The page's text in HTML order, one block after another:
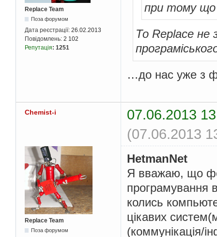
Replace Team
Поза форумом
Дата реєстрації: 26.02.2013
Повідомлень: 2 102
Репутація: 1251
при тому що
То Replace не
…до нас уже з
Chemist-i
07.06.2013
(07.06.2013
Replace Team
Поза форумом
HetmanNet
Я вважаю, що
програмування
колись
цікавих
(коммунікація/